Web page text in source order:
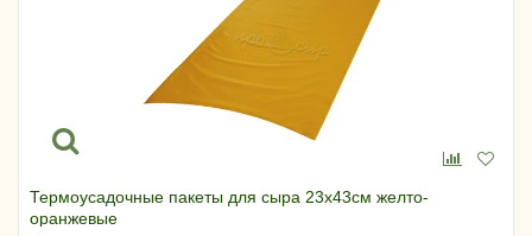
Термоусадочные пакеты для сыра 23х43см желто-
оранжевые